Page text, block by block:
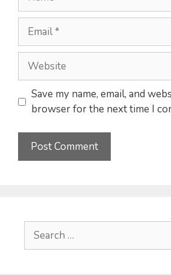
Email
Website
Save my name, email, and
browser for the next time I
Search
for: